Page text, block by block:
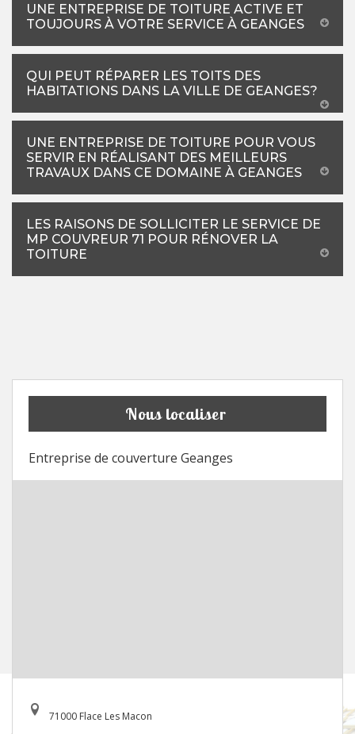
UNE ENTREPRISE DE TOITURE ACTIVE ET
TOUJOURS À VOTRE SERVICE À GEANGES
QUI PEUT RÉPARER LES TOITS DES
HABITATIONS DANS LA VILLE DE GEANGES?
UNE ENTREPRISE DE TOITURE POUR VOUS
SERVIR EN RÉALISANT DES MEILLEURS
TRAVAUX DANS CE DOMAINE À GEANGES
LES RAISONS DE SOLLICITER LE SERVICE DE
MP COUVREUR 71 POUR RÉNOVER LA
TOITURE
Nous localiser
Entreprise de couverture Geanges
71000 Flace Les Macon